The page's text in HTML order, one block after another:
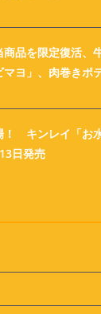
商品を限定復活、
ヨ」、肉巻きポ
！ キンレイ「お
日発売